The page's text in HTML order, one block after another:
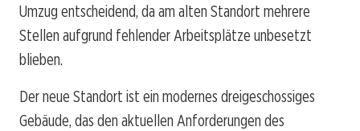
Umzug entscheidend, da am alten Standort mehrere
Stellen aufgrund fehlender Arbeitsplätze unbesetzt
blieben.
Der neue Standort ist ein modernes dreigeschossiges
Gebäude, das den aktuellen Anforderungen des